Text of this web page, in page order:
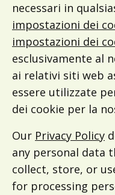
necessari in
impostazioni dei
impostazioni dei
esclusivamente al
ai relativi siti web
essere utilizzate
dei cookie per la
Our Privacy Policy
any personal data
collect, store, or
for processing